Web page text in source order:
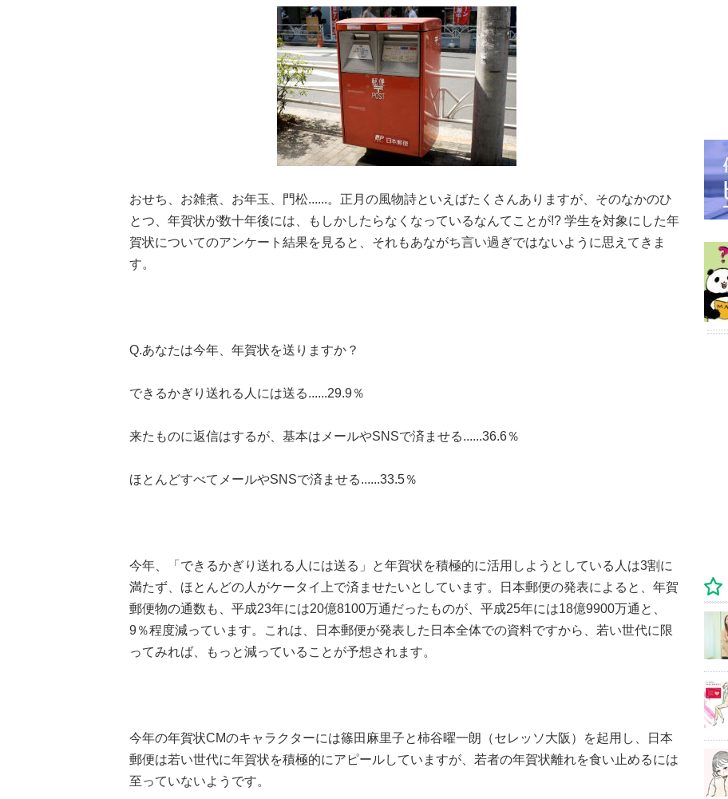
おせち、お雑煮、お年玉、門松......。正月の風物詩といえばたくさんありますが、そのなかのひ
とつ、年賀状が数十年後には、もしかしたらなくなっているなんてことが!? 学生を対象にした年
賀状についてのアンケート結果を見ると、それもあながち言い過ぎではないように思えてきま
す。
Q.あなたは今年、年賀状を送りますか？
できるかぎり送れる人には送る......29.9％
来たものに返信はするが、基本はメールやSNSで済ませる......36.6％
ほとんどすべてメールやSNSで済ませる......33.5％
今年、「できるかぎり送れる人には送る」と年賀状を積極的に活用しようとしている人は3割に
満たず、ほとんどの人がケータイ上で済ませたいとしています。日本郵便の発表によると、年賀
郵便物の通数も、平成23年には20億8100万通だったものが、平成25年には18億9900万通と、
9％程度減っています。これは、日本郵便が発表した日本全体での資料ですから、若い世代に限
ってみれば、もっと減っていることが予想されます。
今年の年賀状CMのキャラクターには篠田麻里子と柿谷曜一朗（セレッソ大阪）を起用し、日本
郵便は若い世代に年賀状を積極的にアピールしていますが、若者の年賀状離れを食い止めるには
至っていないようです。